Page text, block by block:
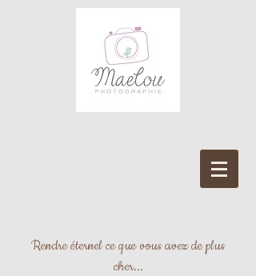
Rendre éternel ce que vous avez de plus
cher...